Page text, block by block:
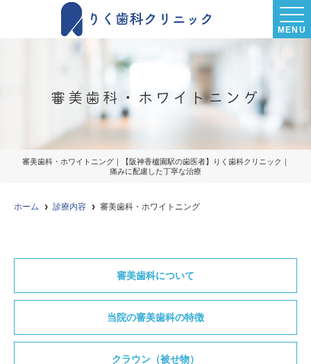
MENU
審美歯科・ホワイトニング
審美歯科・ホワイトニング｜【阪神香櫨園駅の歯医者】りく歯科クリニック｜
痛みに配慮した丁寧な治療
ホーム 診療内容 審美歯科・ホワイトニング
審美歯科について
当院の審美歯科の特徴
クラウン（被せ物）